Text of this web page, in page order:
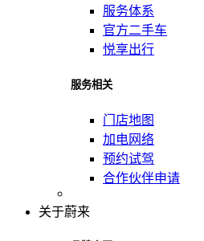
服务体系
官方二手车
悦享出行
服务相关
门店地图
加电网络
预约试驾
合作伙伴申请
关于蔚来